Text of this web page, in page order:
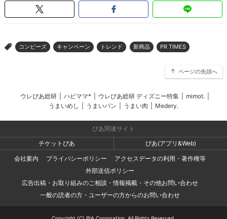
> コンビーズ キャンペーン トレンド 新商品 PR TIMES
ページの先頭へ
ウレぴあ総研 ハピママ* ウレぴあ総研 ディズニー特集 mimot.
うまいめし
うまいパン うまい肉 Medery.
ぴあ関連サイト
チケットぴあ
ぴあ(アプリ&Web)
会社案内
プライバシーポリシー
アクセスデータの利用・著作権等
外部送信ポリシー
広告出稿・お取り組みのご相談・情報掲載・その他お問い合わせ
一般の読者の方・ユーザーの方からのお問い合わせ